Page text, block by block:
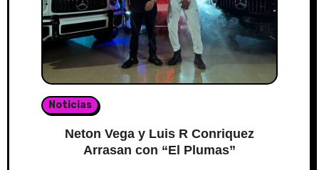
Noticias
Neton Vega y Luis R Conriquez
Arrasan con “El Plumas”